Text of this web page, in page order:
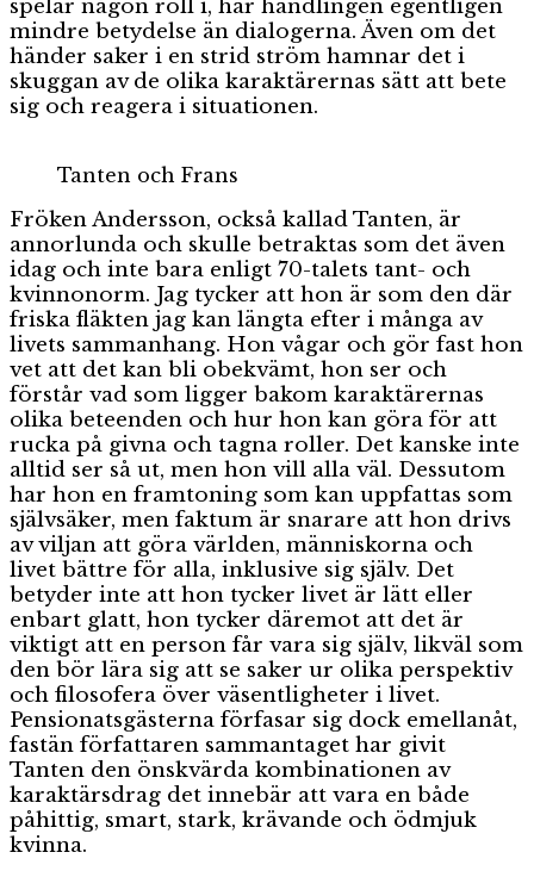
spelar någon roll i, har handlingen egentligen
mindre betydelse än dialogerna. Även om det
händer saker i en strid ström hamnar det i
skuggan av de olika karaktärernas sätt att bete
sig och reagera i situationen.
Tanten och Frans
Fröken Andersson, också kallad Tanten, är
annorlunda och skulle betraktas som det även
idag och inte bara enligt 70-talets tant- och
kvinnonorm. Jag tycker att hon är som den där
friska fläkten jag kan längta efter i många av
livets sammanhang. Hon vågar och gör fast hon
vet att det kan bli obekvämt, hon ser och
förstår vad som ligger bakom karaktärernas
olika beteenden och hur hon kan göra för att
rucka på givna och tagna roller. Det kanske inte
alltid ser så ut, men hon vill alla väl. Dessutom
har hon en framtoning som kan uppfattas som
självsäker, men faktum är snarare att hon drivs
av viljan att göra världen, människorna och
livet bättre för alla, inklusive sig själv. Det
betyder inte att hon tycker livet är lätt eller
enbart glatt, hon tycker däremot att det är
viktigt att en person får vara sig själv, likväl som
den bör lära sig att se saker ur olika perspektiv
och filosofera över väsentligheter i livet.
Pensionatsgästerna förfasar sig dock emellanåt,
fastän författaren sammantaget har givit
Tanten den önskvärda kombinationen av
karaktärsdrag det innebär att vara en både
påhittig, smart, stark, krävande och ödmjuk
kvinna.